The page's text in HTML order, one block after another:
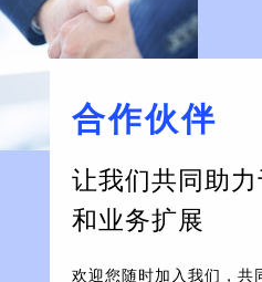
合作伙伴
让我们共同助
和业务扩展
欢迎您随时加入我们，共